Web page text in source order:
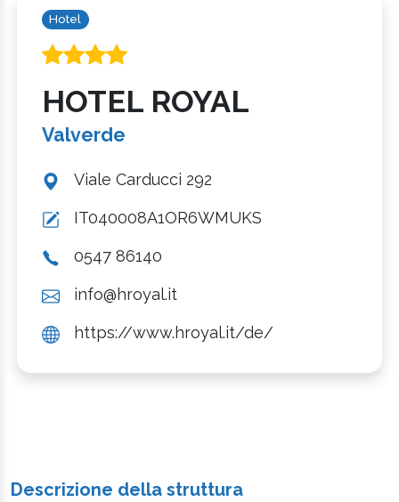
Hotel
HOTEL ROYAL
Valverde
Viale Carducci 292
IT040008A1OR6WMUKS
0547 86140
info@hroyal.it
https://www.hroyal.it/de/
Descrizione della struttura